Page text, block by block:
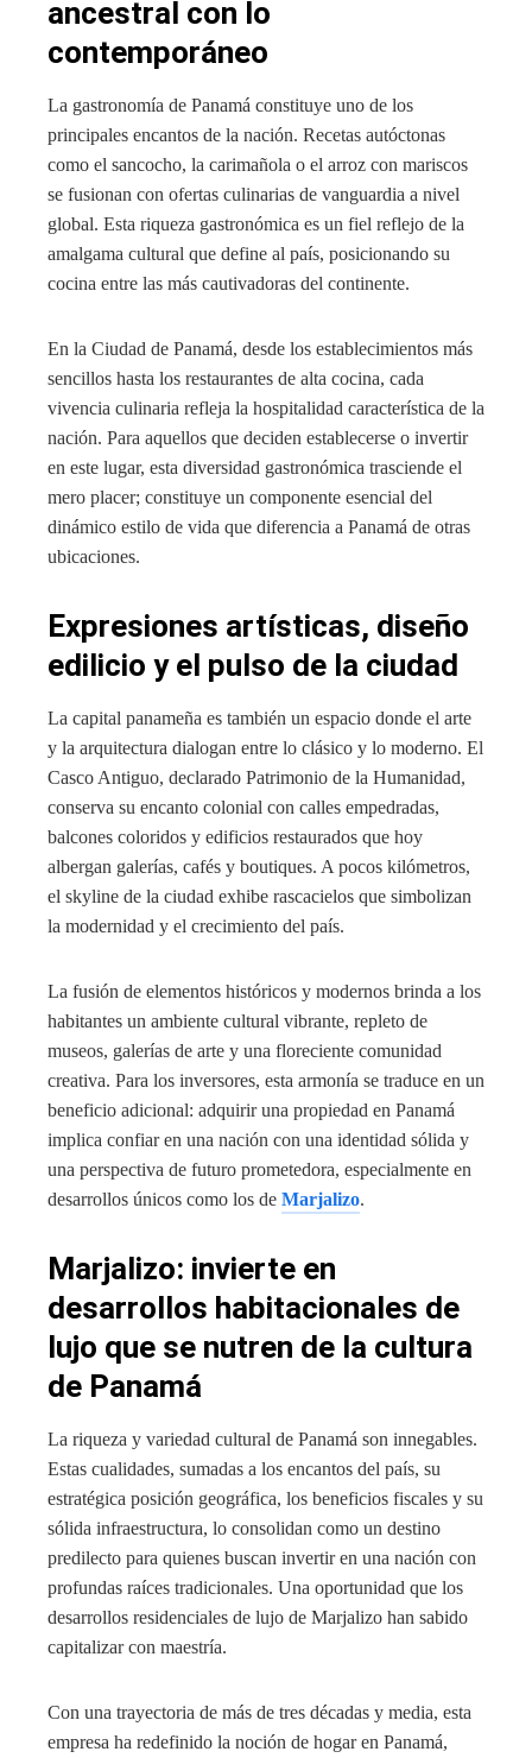
ancestral con lo
contemporáneo
La gastronomía de Panamá constituye uno de los
principales encantos de la nación. Recetas autóctonas
como el sancocho, la carimañola o el arroz con mariscos
se fusionan con ofertas culinarias de vanguardia a nivel
global. Esta riqueza gastronómica es un fiel reflejo de la
amalgama cultural que define al país, posicionando su
cocina entre las más cautivadoras del continente.
En la Ciudad de Panamá, desde los establecimientos más
sencillos hasta los restaurantes de alta cocina, cada
vivencia culinaria refleja la hospitalidad característica de la
nación. Para aquellos que deciden establecerse o invertir
en este lugar, esta diversidad gastronómica trasciende el
mero placer; constituye un componente esencial del
dinámico estilo de vida que diferencia a Panamá de otras
ubicaciones.
Expresiones artísticas, diseño
edilicio y el pulso de la ciudad
La capital panameña es también un espacio donde el arte
y la arquitectura dialogan entre lo clásico y lo moderno. El
Casco Antiguo, declarado Patrimonio de la Humanidad,
conserva su encanto colonial con calles empedradas,
balcones coloridos y edificios restaurados que hoy
albergan galerías, cafés y boutiques. A pocos kilómetros,
el skyline de la ciudad exhibe rascacielos que simbolizan
la modernidad y el crecimiento del país.
La fusión de elementos históricos y modernos brinda a los
habitantes un ambiente cultural vibrante, repleto de
museos, galerías de arte y una floreciente comunidad
creativa. Para los inversores, esta armonía se traduce en un
beneficio adicional: adquirir una propiedad en Panamá
implica confiar en una nación con una identidad sólida y
una perspectiva de futuro prometedora, especialmente en
desarrollos únicos como los de Marjalizo.
Marjalizo: invierte en
desarrollos habitacionales de
lujo que se nutren de la cultura
de Panamá
La riqueza y variedad cultural de Panamá son innegables.
Estas cualidades, sumadas a los encantos del país, su
estratégica posición geográfica, los beneficios fiscales y su
sólida infraestructura, lo consolidan como un destino
predilecto para quienes buscan invertir en una nación con
profundas raíces tradicionales. Una oportunidad que los
desarrollos residenciales de lujo de Marjalizo han sabido
capitalizar con maestría.
Con una trayectoria de más de tres décadas y media, esta
empresa ha redefinido la noción de hogar en Panamá,